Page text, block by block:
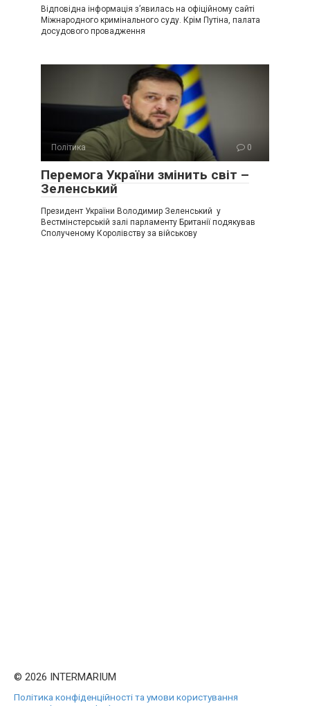
Відповідна інформація з’явилась на офіційному сайті
Міжнародного кримінального суду. Крім Путіна, палата
досудового провадження
Політика 0
Перемога України змінить світ –
Зеленський
Президент України Володимир Зеленський у
Вестмінстерській залі парламенту Британії подякував
Сполученому Королівству за військову
© 2026 INTERMARIUM
Політика конфіденційності та умови користування